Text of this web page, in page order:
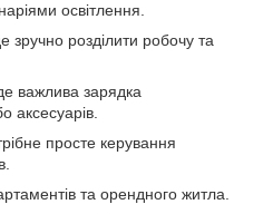
освітлення.
зручно розділити робочу та
важлива зарядка
аксесуарів.
просте керування
та орендного житла.